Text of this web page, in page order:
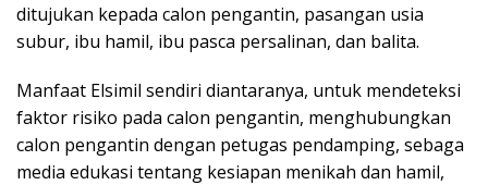
ditujukan kepada calon pengantin, pasangan usia
subur, ibu hamil, ibu pasca persalinan, dan balita.
Manfaat Elsimil sendiri diantaranya, untuk mendeteksi
faktor risiko pada calon pengantin, menghubungkan
calon pengantin dengan petugas pendamping, sebaga
media edukasi tentang kesiapan menikah dan hamil,